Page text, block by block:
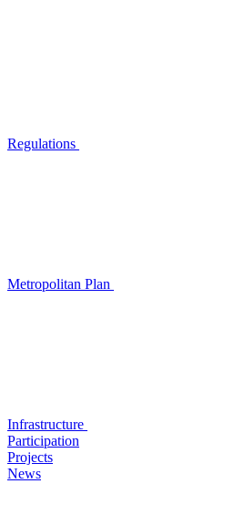
Regulations
Metropolitan Plan
Infrastructure
Participation
Projects
News